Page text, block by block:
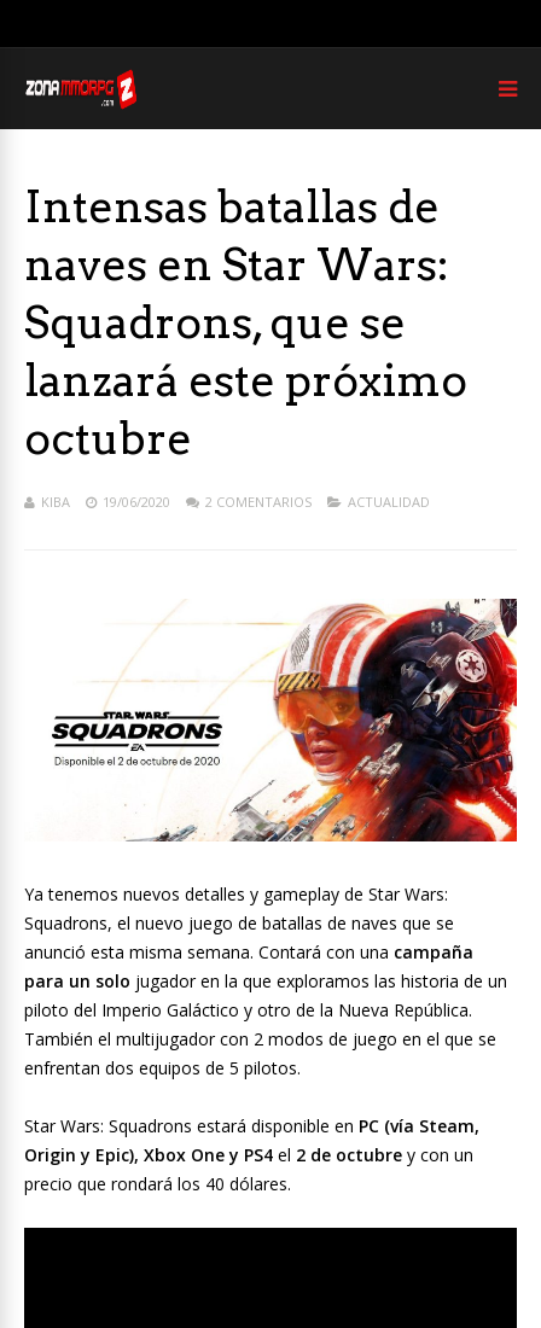
Intensas batallas de
naves en Star Wars:
Squadrons, que se
lanzará este próximo
octubre
KIBA 19/06/2020 2 COMENTARIOS ACTUALIDAD
Ya tenemos nuevos detalles y gameplay de Star Wars:
Squadrons, el nuevo juego de batallas de naves que se
anunció esta misma semana. Contará con una campaña
para un solo jugador en la que exploramos las historia de un
piloto del Imperio Galáctico y otro de la Nueva República.
También el multijugador con 2 modos de juego en el que se
enfrentan dos equipos de 5 pilotos.
Star Wars: Squadrons estará disponible en PC (vía Steam,
Origin y Epic), Xbox One y PS4 el 2 de octubre y con un
precio que rondará los 40 dólares.